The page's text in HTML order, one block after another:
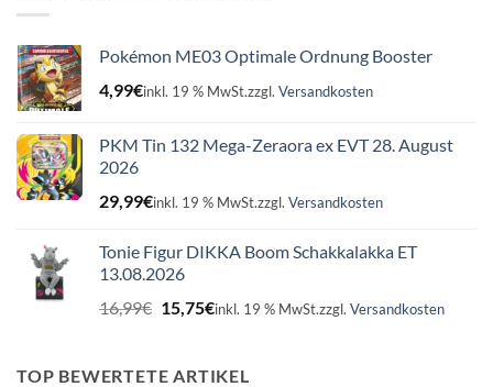
Pokémon ME03 Optimale Ordnung Booster
4,99€inkl. 19 % MwSt.zzgl. Versandkosten
PKM Tin 132 Mega-Zeraora ex EVT 28. August
2026
29,99€inkl. 19 % MwSt.zzgl. Versandkosten
Tonie Figur DIKKA Boom Schakkalakka ET
13.08.2026
16,99€ Ursprünglicher
Preis
16,99€
15,75€Aktueller
15,75€.
inkl. 19 % MwSt.zzgl. Versandkosten
TOP BEWERTETE ARTIKEL